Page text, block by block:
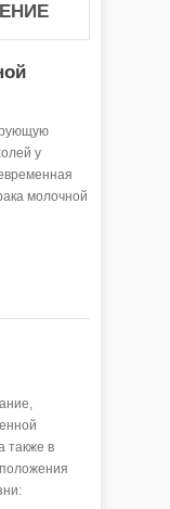
у
молочной
опасные
также в